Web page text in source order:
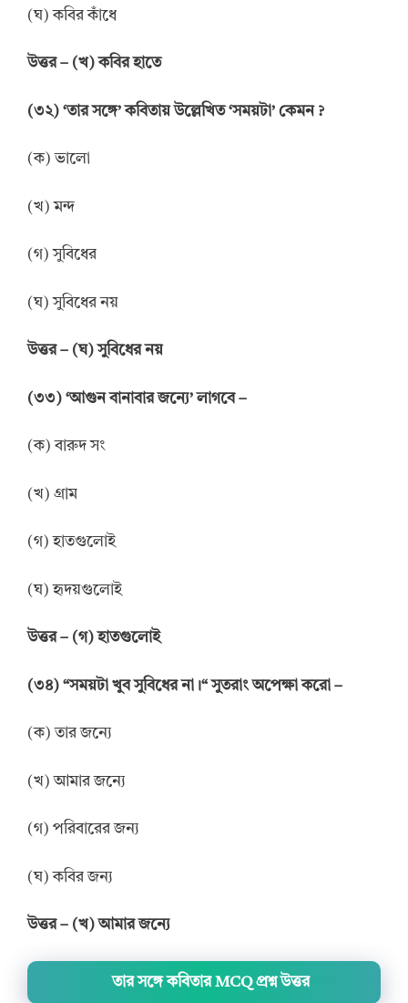
(ঘ) কবির কাঁধে
উত্তর – (খ) কবির হাতে
(৩২) ‘তার সঙ্গে’ কবিতায় উল্লেখিত ‘সময়টা’ কেমন ?
(ক) ভালো
(খ) মন্দ
(গ) সুবিধের
(ঘ) সুবিধের নয়
উত্তর – (ঘ) সুবিধের নয়
(৩৩) ‘আগুন বানাবার জন্যে’ লাগবে –
(ক) বারুদ সং
(খ) গ্রাম
(গ) হাতগুলোই
(ঘ) হৃদয়গুলোই
উত্তর – (গ) হাতগুলোই
(৩৪) “সময়টা খুব সুবিধের না।“ সুতরাং অপেক্ষা করো –
(ক) তার জন্যে
(খ) আমার জন্যে
(গ) পরিবারের জন্য
(ঘ) কবির জন্য
উত্তর – (খ) আমার জন্যে
তার সঙ্গে কবিতার MCQ প্রশ্ন উত্তর